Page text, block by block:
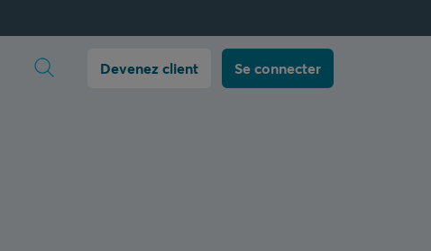
Devenez client Se connecter